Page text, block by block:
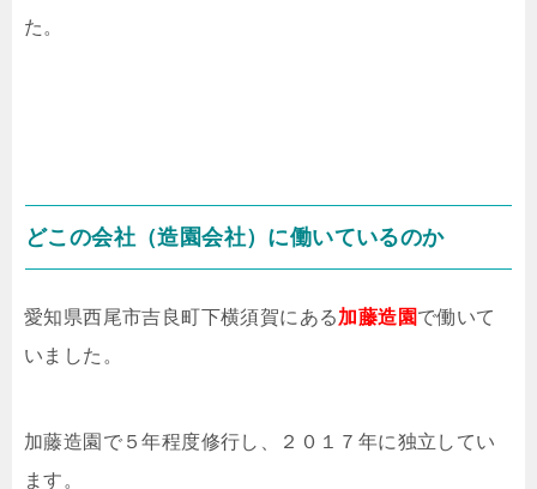
た。
どこの会社（造園会社）に働いているのか
愛知県西尾市吉良町下横須賀にある加藤造園で働いて
いました。
加藤造園で５年程度修行し、２０１７年に独立してい
ます。